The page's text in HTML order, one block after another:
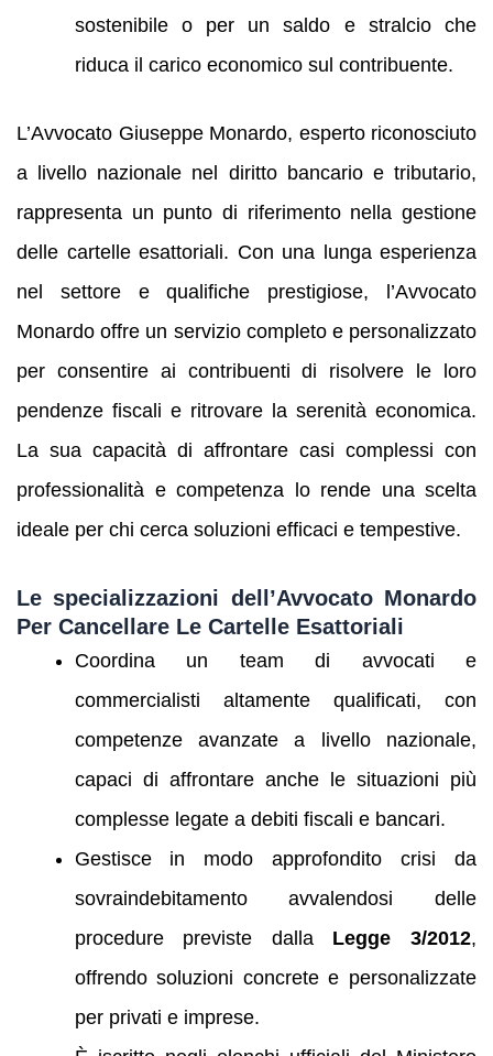
sostenibile o per un saldo e stralcio che
riduca il carico economico sul contribuente.
L’Avvocato Giuseppe Monardo, esperto riconosciuto
a livello nazionale nel diritto bancario e tributario,
rappresenta un punto di riferimento nella gestione
delle cartelle esattoriali. Con una lunga esperienza
nel settore e qualifiche prestigiose, l’Avvocato
Monardo offre un servizio completo e personalizzato
per consentire ai contribuenti di risolvere le loro
pendenze fiscali e ritrovare la serenità economica.
La sua capacità di affrontare casi complessi con
professionalità e competenza lo rende una scelta
ideale per chi cerca soluzioni efficaci e tempestive.
Le specializzazioni dell’Avvocato Monardo
Per Cancellare Le Cartelle Esattoriali
Coordina un team di avvocati e
commercialisti altamente qualificati, con
competenze avanzate a livello nazionale,
capaci di affrontare anche le situazioni più
complesse legate a debiti fiscali e bancari.
Gestisce in modo approfondito crisi da
sovraindebitamento avvalendosi delle
procedure previste dalla Legge 3/2012,
offrendo soluzioni concrete e personalizzate
per privati e imprese.